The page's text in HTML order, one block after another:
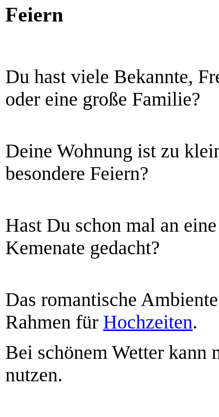
Feiern
Du hast viele Bekannte,
oder eine große Familie?
Deine Wohnung ist zu
besondere Feiern?
Hast Du schon mal an
Kemenate gedacht?
Das romantische
Rahmen für Hochzeiten.
Bei schönem Wetter kann
nutzen.